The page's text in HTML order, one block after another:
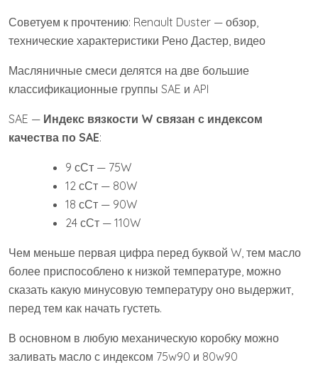
Советуем к прочтению: Renault Duster — обзор,
технические характеристики Рено Дастер, видео
Масляничные смеси делятся на две большие
классификационные группы SAE и API
SAE — Индекс вязкости W связан с индексом
качества по SAE:
9 сСт — 75W
12 сСт — 80W
18 сСт — 90W
24 сСт — 110W
Чем меньше первая цифра перед буквой W, тем масло
более приспособлено к низкой температуре, можно
сказать какую минусовую температуру оно выдержит,
перед тем как начать густеть.
В основном в любую механическую коробку можно
заливать масло с индексом 75w90 и 80w90